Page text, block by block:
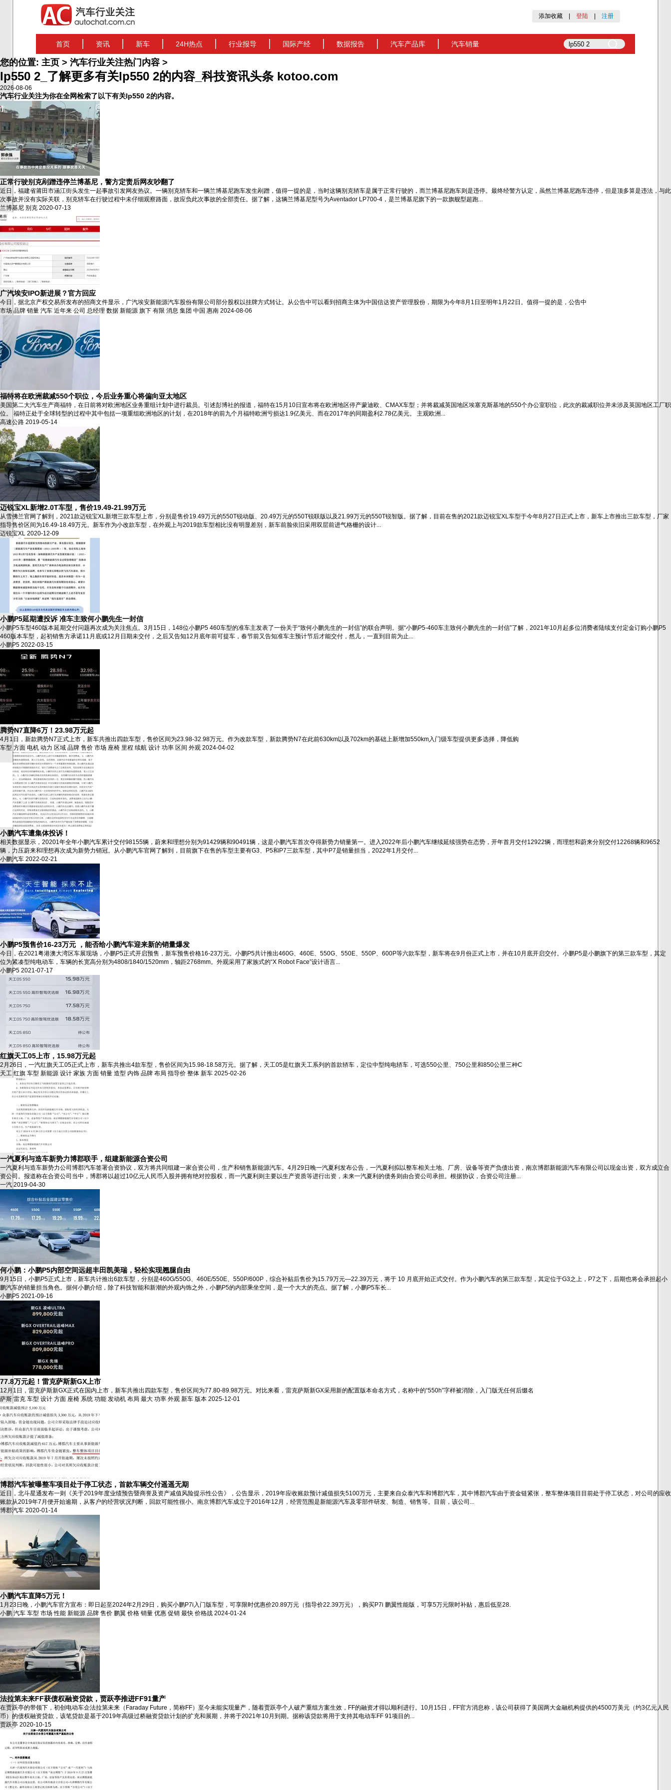
添加收藏 登陆 注册
首页 资讯 新车 24H热点 行业报导 国际产经 数据报告 汽车产品库 汽车销量
您的位置: 主页 > 汽车行业关注热门内容 >
lp550 2_了解更多有关lp550 2的内容_科技资讯头条 kotoo.com
2026-08-06
汽车行业关注为你在全网检索了以下有关lp550 2的内容。
正常行驶别克剐蹭违停兰博基尼，警方定责后网友吵翻了
近日，福建省莆田市涵江街头发生一起事故引发网友热议。一辆别克轿车和一辆兰博基尼跑车发生剐蹭，值得一提的是，当时这辆别克轿车是属于正常行驶的，而兰博基尼跑车则是违停。最终经警方认定，虽然兰博基尼跑车违停，但是顶多算是违法，与此
次事故并没有实际关联，别克轿车在行驶过程中未仔细观察路面，故应负此次事故的全部责任。据了解，这辆兰博基尼型号为Aventador LP700-4，是兰博基尼旗下的一款旗舰型超跑...
兰博基尼 别克 2020-07-13
广汽埃安IPO新进展？官方回应
今日，据北京产权交易所发布的招商文件显示，广汽埃安新能源汽车股份有限公司部分股权以挂牌方式转让。从公告中可以看到招商主体为中国信达资产管理股份，期限为今年8月1日至明年1月22日。值得一提的是，公告中
市场 品牌 销量 汽车 近年来 公司 总经理 数据 新能源 旗下 有限 消息 集团 中国 惠南 2024-08-06
福特将在欧洲裁减550个职位，今后业务重心将偏向亚太地区
美国第二大汽车生产商福特，在日前将对欧洲地区业务重组计划中进行裁员。引述彭博社的报道，福特在15月10日宣布将在欧洲地区停产蒙迪欧、CMAX车型；并将裁减英国地区埃塞克斯基地的550个办公室职位，此次的裁减职位并未涉及英国地区工厂职
位。 福特正处于全球转型的过程中其中包括一项重组欧洲地区的计划，在2018年的前九个月福特欧洲亏损达1.9亿美元、而在2017年的同期盈利2.78亿美元。 主观欧洲...
高速公路 2019-05-14
迈锐宝XL新增2.0T车型，售价19.49-21.99万元
从雪佛兰官网了解到，2021款迈锐宝XL新增三款车型上市，分别是售价19.49万元的550T锐动版、20.49万元的550T锐联版以及21.99万元的550T锐智版。据了解，目前在售的2021款迈锐宝XL车型于今年8月27日正式上市，新车上市推出三款车型，厂家
指导售价区间为16.49-18.49万元。新车作为小改款车型，在外观上与2019款车型相比没有明显差别，新车前脸依旧采用双层前进气格栅的设计...
迈锐宝XL 2020-12-09
小鹏P5延期遭投诉 准车主致何小鹏先生一封信
小鹏P5车型460版本延期交付问题再次成为关注焦点。3月15日，148位小鹏P5 460车型的准车主发表了一份关于“致何小鹏先生的一封信”的联合声明。据“小鹏P5-460车主致何小鹏先生的一封信”了解，2021年10月起多位消费者陆续支付定金订购小鹏P5
460版本车型，起初销售方承诺11月底或12月日期未交付，之后又告知12月底年前可提车，春节前又告知准车主预计节后才能交付，然儿，一直到目前为止...
小鹏P5 2022-03-15
腾势N7直降6万！23.98万元起
4月1日，新款腾势N7正式上市，新车共推出四款车型，售价区间为23.98-32.98万元。作为改款车型，新款腾势N7在此前630km以及702km的基础上新增加550km入门级车型提供更多选择，降低购
车型 方面 电机 动力 区域 品牌 售价 市场 座椅 里程 续航 设计 功率 区间 外观 2024-04-02
小鹏汽车遭集体投诉！
相关数据显示，20201年全年小鹏汽车累计交付98155辆，蔚来和理想分别为91429辆和90491辆，这是小鹏汽车首次夺得新势力销量第一。进入2022年后小鹏汽车继续延续强势在态势，开年首月交付12922辆，而理想和蔚来分别交付12268辆和9652
辆，力压蔚来和理想再次成为新势力销冠。从小鹏汽车官网了解到，目前旗下在售的车型主要有G3、P5和P7三款车型，其中P7是销量担当，2022年1月交付...
小鹏汽车 2022-02-21
小鹏P5预售价16-23万元 ​​，能否给小鹏汽车迎来新的销量爆发
今日，在2021粤港澳大湾区车展现场，小鹏P5正式开启预售，新车预售价格16-23万元。小鹏P5共计推出460G、460E、550G、550E、550P、600P等六款车型，新车将在9月份正式上市，并在10月底开启交付。小鹏P5是小鹏旗下的第三款车型，其定
位为紧凑型纯电动车，车辆的长宽高分别为4808/1840/1520mm，轴距2768mm。外观采用了家族式的“X Robot Face”设计语言...
小鹏P5 2021-07-17
红旗天工05上市，15.98万元起
2月26日，一汽红旗天工05正式上市，新车共推出4款车型，售价区间为15.98-18.58万元。据了解，天工05是红旗天工系列的首款轿车，定位中型纯电轿车，可选550公里、750公里和850公里三种C
天工 红旗 车型 新能源 设计 家族 方面 销量 造型 内饰 品牌 布局 指导价 整体 新车 2025-02-26
一汽夏利与造车新势力博郡联手，组建新能源合资公司
一汽夏利与造车新势力公司博郡汽车签署合资协议，双方将共同组建一家合资公司，生产和销售新能源汽车。4月29日晚一汽夏利发布公告，一汽夏利拟以整车相关土地、厂房、设备等资产负债出资，南京博郡新能源汽车有限公司以现金出资，双方成立合
资公司。报道称在合资公司当中，博郡将以超过10亿元人民币入股并拥有绝对控股权，而一汽夏利则主要以生产资质等进行出资，未来一汽夏利的债务则由合资公司承担。根据协议，合资公司注册...
一汽 2019-04-30
何小鹏：小鹏P5内部空间远超丰田凯美瑞，轻松实现翘腿自由
9月15日，小鹏P5正式上市，新车共计推出6款车型，分别是460G/550G、460E/550E、550P/600P，综合补贴后售价为15.79万元—22.39万元，将于 10 月底开始正式交付。作为小鹏汽车的第三款车型，其定位于G3之上，P7之下，后期也将会承担起小
鹏汽车的销量担当角色。据何小鹏介绍，除了科技智能和新潮的外观内饰之外，小鹏P5的内部乘坐空间，是一个大大的亮点。据了解，小鹏P5车长...
小鹏P5 2021-09-16
77.8万元起！雷克萨斯新GX上市
12月1日，雷克萨斯新GX正式在国内上市，新车共推出四款车型，售价区间为77.80-89.98万元。对比来看，雷克萨斯新GX采用新的配置版本命名方式，名称中的“550h”字样被消除，入门版无任何后缀名
萨斯 雷克 车型 设计 方面 座椅 系统 功能 发动机 布局 最大 功率 外观 新车 版本 2025-12-01
博郡汽车被曝整车项目处于停工状态，首款车辆交付遥遥无期
近日，北斗星通发布一则《关于2019年度业绩预告暨商誉及资产减值风险提示性公告》，公告显示，2019年应收账款预计减值损失5100万元，主要来自众泰汽车和博郡汽车，其中博郡汽车由于资金链紧张，整车整体项目目前处于停工状态，对公司的应收
账款从2019年7月便开始逾期，从客户的经营状况判断，回款可能性很小。南京博郡汽车成立于2016年12月，经营范围是新能源汽车及零部件研发、制造、销售等。目前，该公司...
博郡汽车 2020-01-14
小鹏汽车直降5万元！
1月23日晚，小鹏汽车官方宣布：即日起至2024年2月29日，购买小鹏P7i入门版车型，可享限时优惠价20.89万元（指导价22.39万元），购买P7i 鹏翼性能版，可享5万元限时补贴，惠后低至28.
小鹏 汽车 车型 市场 性能 新能源 品牌 售价 鹏翼 价格 销量 优惠 促销 最快 价格战 2024-01-24
法拉第未来FF获债权融资贷款，贾跃亭推进FF91量产
在贾跃亭的带领下，初创电动车企法拉第未来（Faraday Future，简称FF）至今未能实现量产，随着贾跃亭个人破产重组方案生效，FF的融资才得以顺利进行。10月15日，FF官方消息称，该公司获得了美国两大金融机构提供的4500万美元（约3亿元人民
币）的债权融资贷款，该笔贷款是基于2019年高级过桥融资贷款计划的扩充和展期，并将于2021年10月到期。据称该贷款将用于支持其电动车FF 91项目的...
贾跃亭 2020-10-15